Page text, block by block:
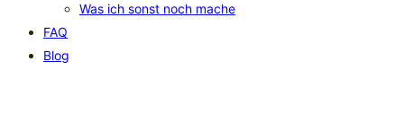
Was ich sonst noch mache
FAQ
Blog